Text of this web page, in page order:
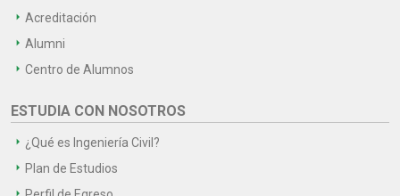
Acreditación
Alumni
Centro de Alumnos
ESTUDIA CON NOSOTROS
¿Qué es Ingeniería Civil?
Plan de Estudios